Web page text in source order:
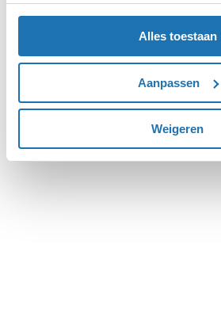
Alles toestaan
Aanpassen
Weigeren